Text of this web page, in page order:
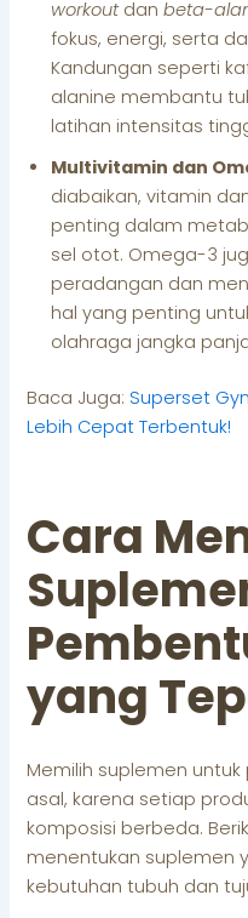
workoutdanbeta-
fokus, energi, serta
Kandungan seperti
alanine membantu
latihan intensitas
Multivitamin dan
diabaikan, vitamin
penting dalam
sel otot. Omega-3
peradangan dan
hal yang penting
olahraga jangka
Baca Juga: Superset
Lebih Cepat Terbentuk!
Cara
yang
Memilih suplemen
asal, karena setiap
komposisi berbeda.
menentukan suplemen
kebutuhan tubuh dan